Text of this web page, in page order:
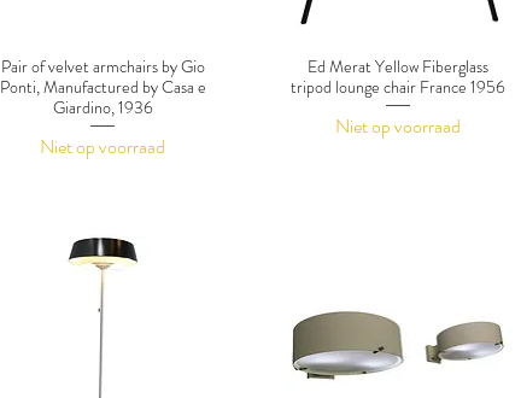
Pair of velvet armchairs by Gio
Ponti, Manufactured by Casa e
Giardino, 1936
Niet op voorraad
Ed Merat Yellow Fiberglass
tripod lounge chair France 1956
Niet op voorraad